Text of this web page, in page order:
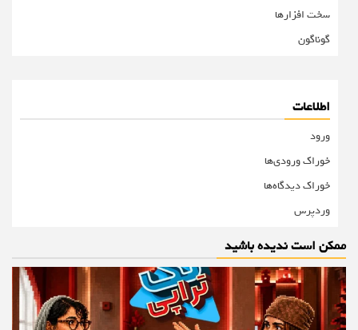
سخت افزارها
گوناگون
اطلاعات
ورود
خوراک ورودی‌ها
خوراک دیدگاه‌ها
وردپرس
ممکن است ندیده باشید